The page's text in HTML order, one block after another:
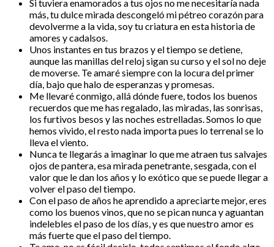
Si tuviera enamorados a tus ojos no me necesitaría nada
más, tu dulce mirada descongeló mi pétreo corazón para
devolverme a la vida, soy tu criatura en esta historia de
amores y cadalsos.
Unos instantes en tus brazos y el tiempo se detiene,
aunque las manillas del reloj sigan su curso y el sol no deje
de moverse. Te amaré siempre con la locura del primer
día, bajo que halo de esperanzas y promesas.
Me llevaré conmigo, allá dónde fuere, todos los buenos
recuerdos que me has regalado, las miradas, las sonrisas,
los furtivos besos y las noches estrelladas. Somos lo que
hemos vivido, el resto nada importa pues lo terrenal se lo
lleva el viento.
Nunca te llegarás a imaginar lo que me atraen tus salvajes
ojos de pantera, esa mirada penetrante, sesgada, con el
valor que le dan los años y lo exótico que se puede llegar a
volver el paso del tiempo.
Con el paso de años he aprendido a apreciarte mejor, eres
como los buenos vinos, que no se pican nunca y aguantan
indelebles el paso de los días, y es que nuestro amor es
más fuerte que el paso del tiempo.